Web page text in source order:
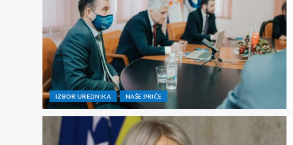
IZBOR UREDNIKA NAŠE PRIČE